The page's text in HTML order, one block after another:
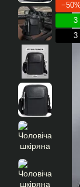
−50%
3
3